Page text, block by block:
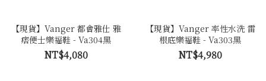
【現貨】Vanger 都會雅仕 雅
痞便士樂福鞋 - Va304黑
NT$4,080
【現貨】Vanger 率性水洗 雷
根底樂福鞋 - Va303黑
NT$4,980